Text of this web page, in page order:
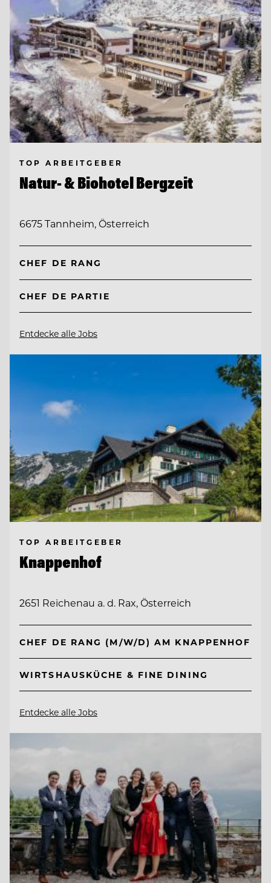
TOP ARBEITGEBER
Natur- & Biohotel Bergzeit
6675 Tannheim, Österreich
CHEF DE RANG
CHEF DE PARTIE
Entdecke alle Jobs
TOP ARBEITGEBER
Knappenhof
2651 Reichenau a. d. Rax, Österreich
CHEF DE RANG (M/W/D) AM KNAPPENHOF
WIRTSHAUSKÜCHE & FINE DINING
Entdecke alle Jobs